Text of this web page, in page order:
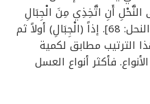
أَنِ اتَّخِذِي مِنَ الْجِبَالِ
بُيُوتًا وَمِنَ الشَّجَرِ وَمِمَّا يَعْرِشُونَ) [النحل: 68]. إذاً (الْجِبَالِ) أولاً ثم
الترتيب مطابق لكمية
فأكثر أنواع العسل